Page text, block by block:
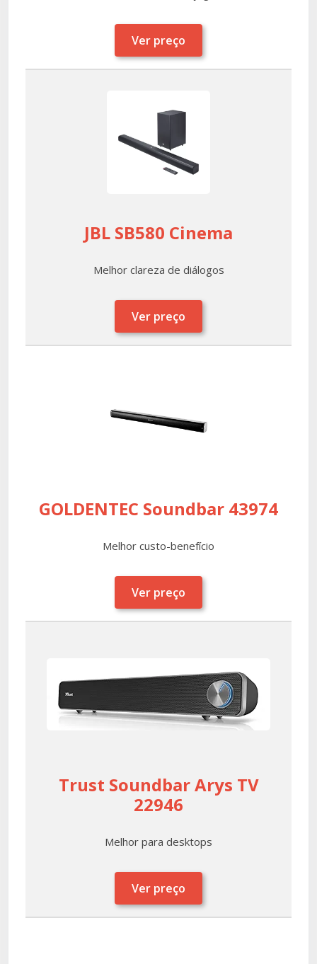
Ver preço
JBL SB580 Cinema
Melhor clareza de diálogos
Ver preço
GOLDENTEC Soundbar 43974
Melhor custo-benefício
Ver preço
Trust Soundbar Arys TV
22946
Melhor para desktops
Ver preço